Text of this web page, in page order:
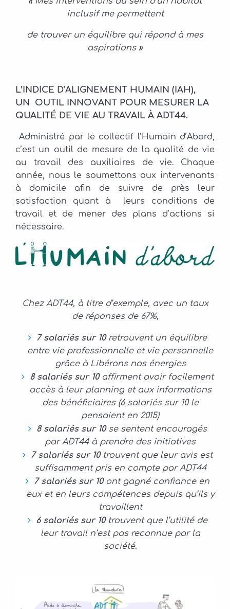
inclusif me permettent
de trouver un équilibre qui répond à mes
aspirations »
L’INDICE D’ALIGNEMENT HUMAIN (IAH),
UN OUTIL INNOVANT POUR MESURER LA
QUALITÉ DE VIE AU TRAVAIL À ADT44.
Administré par le collectif l’Humain d’Abord,
c’est un outil de mesure de la qualité de vie
au travail des auxiliaires de vie. Chaque
année, nous le soumettons aux intervenants
à domicile afin de suivre de près leur
satisfaction quant à leurs conditions de
travail et de mener des plans d’actions si
nécessaire.
Chez ADT44, à titre d’exemple, avec un taux
de réponses de 67%,
7 salariés sur 10 retrouvent un équilibre
entre vie professionnelle et vie personnelle
grâce à Libérons nos énergies
8 salariés sur 10 affirment avoir facilement
accès à leur planning et aux informations
des bénéficiaires (6 salariés sur 10 le
pensaient en 2015)
8 salariés sur 10 se sentent encouragés
par ADT44 à prendre des initiatives
7 salariés sur 10 trouvent que leur avis est
suffisamment pris en compte par ADT44
7 salariés sur 10 ont gagné confiance en
eux et en leurs compétences depuis qu’ils y
travaillent
6 salariés sur 10 trouvent que l’utilité de
leur travail n’est pas reconnue par la
société.